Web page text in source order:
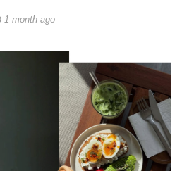
1 month ago